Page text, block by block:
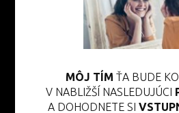
MÔJ TÍM ŤA BUDE
V NABLIŽŠÍ NASLEDUJÚCI
A DOHODNETE SI